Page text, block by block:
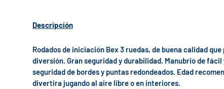
Descripción
Rodados de iniciación Bex 3 ruedas, de buena calidad
diversión. Gran seguridad y durabilidad. Manubrio de fácil
seguridad de bordes y puntas redondeados. Edad
divertira jugando al aire libre o en interiores.